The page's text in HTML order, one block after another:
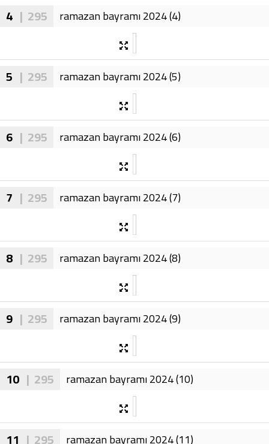
4 | 295 ramazan bayramı 2024 (4)
5 | 295 ramazan bayramı 2024 (5)
6 | 295 ramazan bayramı 2024 (6)
7 | 295 ramazan bayramı 2024 (7)
8 | 295 ramazan bayramı 2024 (8)
9 | 295 ramazan bayramı 2024 (9)
10 | 295 ramazan bayramı 2024 (10)
ramazan bayramı 2024 (11)